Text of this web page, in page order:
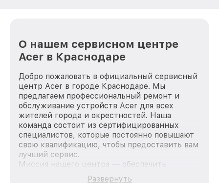
О нашем сервисном центре
Acer в Краснодаре
Добро пожаловать в официальный сервисный
центр Acer в городе Краснодаре. Мы
предлагаем профессиональный ремонт и
обслуживание устройств Acer для всех
жителей города и окрестностей. Наша
команда состоит из сертифицированных
специалистов, которые постоянно повышают
свою квалификацию, чтобы предоставить вам
лучший сервис.
Миссия нашего центра — обеспечить
качественный и доступный ремонт для
Развернуть